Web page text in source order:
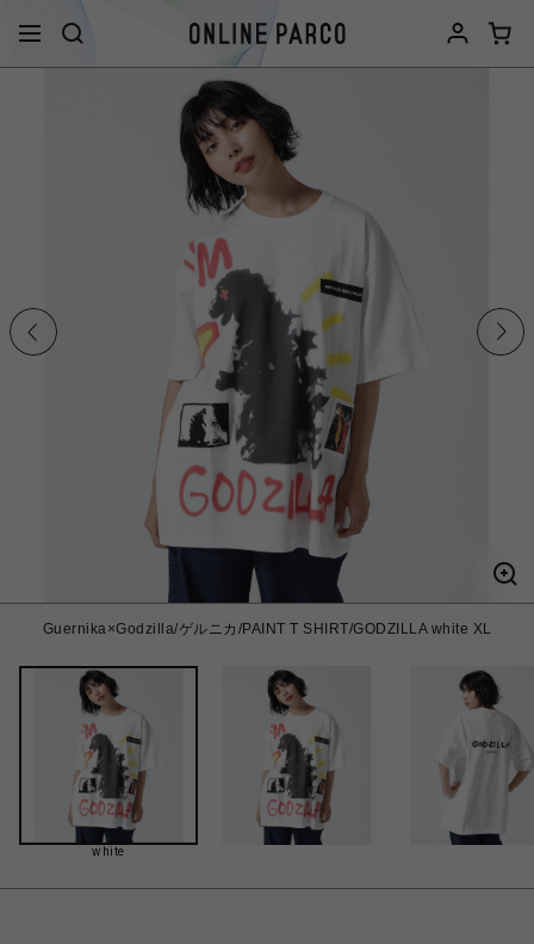
Guernika×Godzilla/ゲルニカ/PAINT T SHIRT/GODZILLA white XL
white